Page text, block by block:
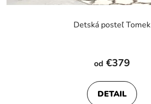
Detská posteľ Tomek
hodnotenie
je
4,8
od €379
DETAIL